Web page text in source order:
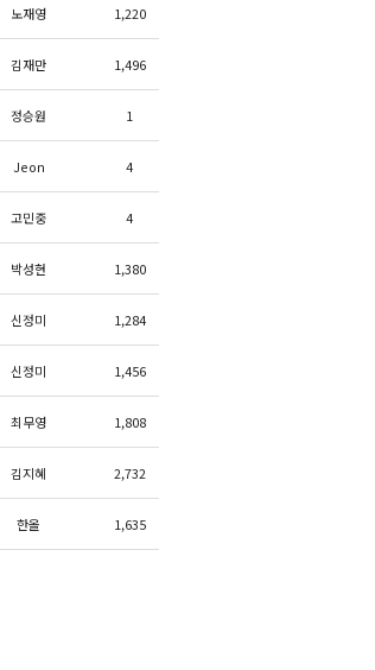
노재영 1,220
김재만 1,496
정승원 1
Jeon 4
고민중 4
박성현 1,380
신정미 1,284
신정미 1,456
최무영 1,808
김지혜 2,732
한올 1,635